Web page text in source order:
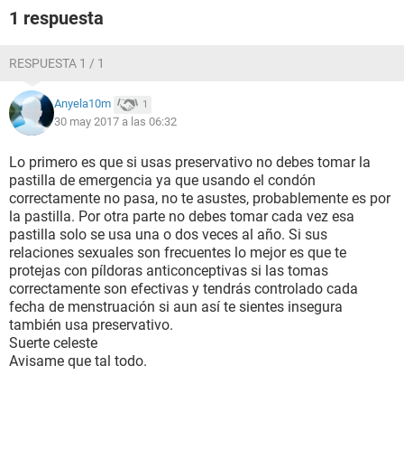
1 respuesta
RESPUESTA 1 / 1
Anyela10m 1
30 may 2017 a las 06:32
Lo primero es que si usas preservativo no debes tomar la
pastilla de emergencia ya que usando el condón
correctamente no pasa, no te asustes, probablemente es por
la pastilla. Por otra parte no debes tomar cada vez esa
pastilla solo se usa una o dos veces al año. Si sus
relaciones sexuales son frecuentes lo mejor es que te
protejas con píldoras anticonceptivas si las tomas
correctamente son efectivas y tendrás controlado cada
fecha de menstruación si aun así te sientes insegura
también usa preservativo.
Suerte celeste
Avisame que tal todo.